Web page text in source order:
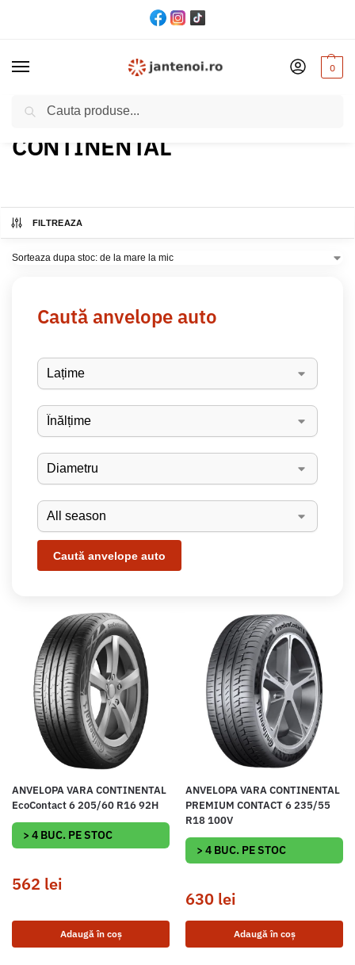
0
Acasă Produs Brand anvelopa
CONTINENTAL
FILTREAZA
Caută anvelope auto
ANVELOPA VARA CONTINENTAL
EcoContact 6 205/60 R16 92H
> 4 BUC. PE STOC
562 lei
Adaugă în coș
ANVELOPA VARA CONTINENTAL
PREMIUM CONTACT 6 235/55
R18 100V
> 4 BUC. PE STOC
630 lei
Adaugă în coș